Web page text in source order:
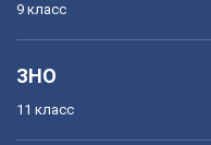
9 класс
ЗНО
11 класс